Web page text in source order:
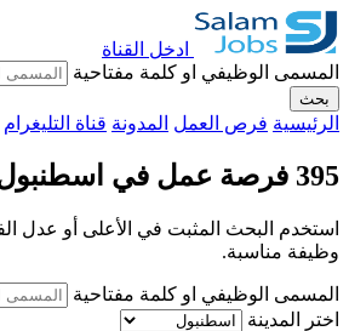
ادخل القناة
المسمى الوظيفي او كلمة مفتاحية
بحث
الرئيسية فرص العمل المدونة قناة التليغرام
395 فرصة عمل في اسطنبول، تركيا
استخدم البحث المثبت في الأعلى أو عدل
وظيفة مناسبة.
المسمى الوظيفي او كلمة مفتاحية
اختر المدينة